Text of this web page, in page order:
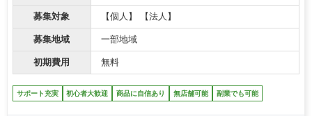
募集対象 【個人】 【法人】
募集地域 一部地域
初期費用 無料
サポート充実 初心者大歓迎 商品に自信あり 無店舗可能 副業でも可能